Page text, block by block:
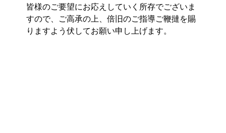
皆様のご要望にお応えしていく所存でございま
すので、ご高承の上、倍旧のご指導ご鞭撻を賜
りますよう伏してお願い申し上げます。